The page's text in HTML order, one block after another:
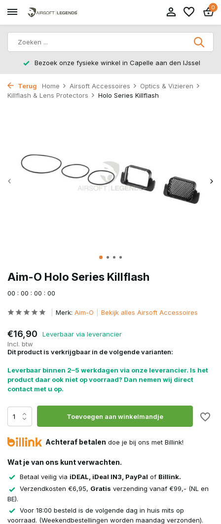
0
Bezoek onze fysieke winkel in Capelle aan den IJssel
Terug Home Airsoft Accessoires
Optics & Vizieren
Killflash & Lens Protectors
Holo Series Killflash
Aim-O Holo Series Killflash
00 : 00 : 00 : 00
Merk: Aim-O Bekijk alles Airsoft Accessoires
€16,90
Leverbaar via leverancier
Incl. btw
Dit product is verkrijgbaar in de volgende varianten:
Leverbaar binnen 2–5 werkdagen via onze leverancier. Is het
product daar ook niet op voorraad? Dan nemen wij direct
contact met u op.
Toevoegen aan winkelmandje
Achteraf betalen doe je bij ons met Billink!
Wat je van ons kunt verwachten.
Betaal veilig via iDEAL, iDeal IN3, PayPal of Billink.
Verzendkosten €6,95, Gratis verzending vanaf €99,- (NL en
BE).
Voor 18:00 besteld is de volgende dag in huis mits op
voorraad. (Weekendbestellingen worden maandag verzonden).